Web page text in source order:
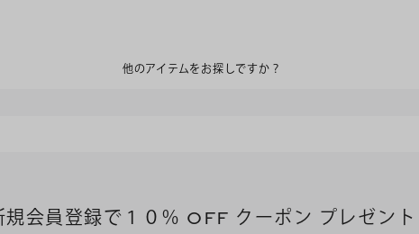
他のアイテムをお探しですか？
規会員登録で１０％ OFF クーポン プレゼント